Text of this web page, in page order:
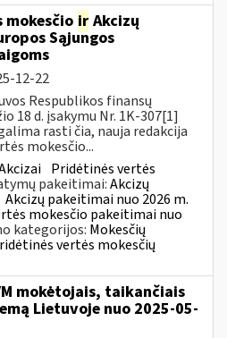
mokesčio ir Akcizų
Sąjungos
12-22
Respublikos finansų
18 d. įsakymu Nr. 1K-307[1]
rasti čia, nauja redakcija
mokesčio...
Pridėtinės vertės
pakeitimai:Akcizų
Akcizų pakeitimai nuo 2026 m.
mokesčio pakeitimai nuo
kategorijos: Mokesčių
vertės mokesčių
mokėtojais, taikančiais
Lietuvoje nuo 2025-05-